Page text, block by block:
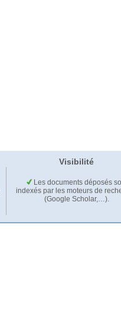
Visibilité
Les documents déposés
indexés par les moteurs de
(Google Scholar,…).